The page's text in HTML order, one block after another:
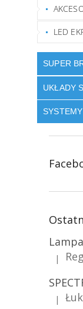
LED
SUPER
UKŁADY
Ocena
|
Ocena
|